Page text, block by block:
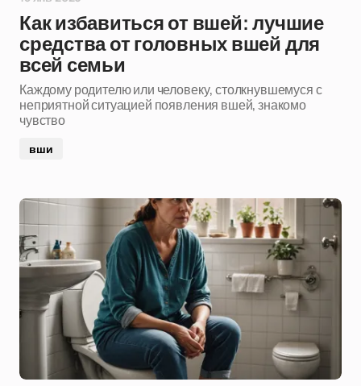
Как избавиться от вшей: лучшие
средства от головных вшей для
всей семьи
Каждому родителю или человеку, столкнувшемуся с
неприятной ситуацией появления вшей, знакомо
чувство
вши